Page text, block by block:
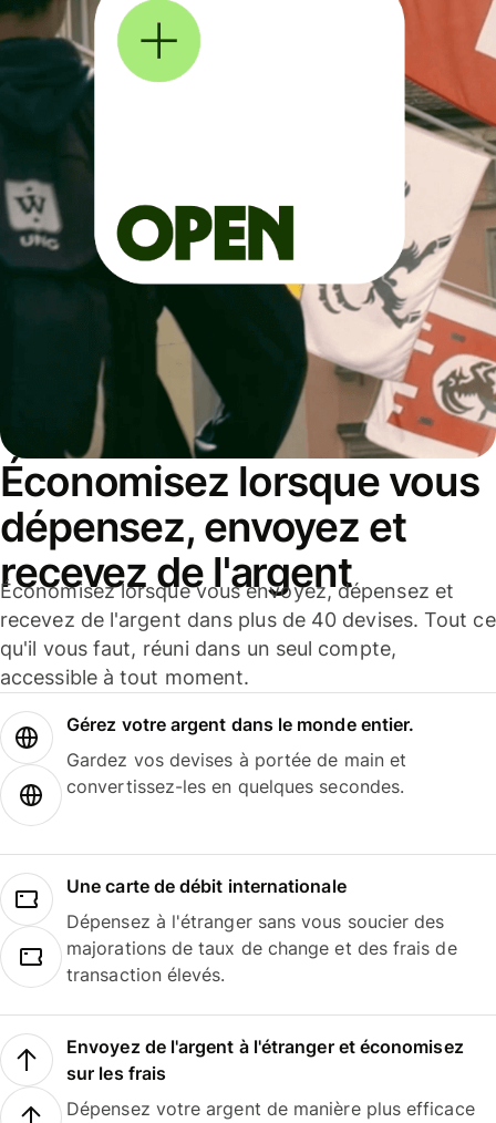
Économisez lorsque vous
dépensez, envoyez et
recevez de l'argent
Économisez lorsque vous envoyez, dépensez et
recevez de l'argent dans plus de 40 devises. Tout ce
qu'il vous faut, réuni dans un seul compte,
accessible à tout moment.
Gérez votre argent dans le monde entier.
Gardez vos devises à portée de main et
convertissez-les en quelques secondes.
Une carte de débit internationale
Dépensez à l'étranger sans vous soucier des
majorations de taux de change et des frais de
transaction élevés.
Envoyez de l'argent à l'étranger et économisez
sur les frais
Dépensez votre argent de manière plus efficace